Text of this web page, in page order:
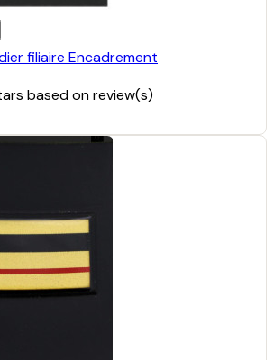
filiaire Encadrement
based onreview(s)